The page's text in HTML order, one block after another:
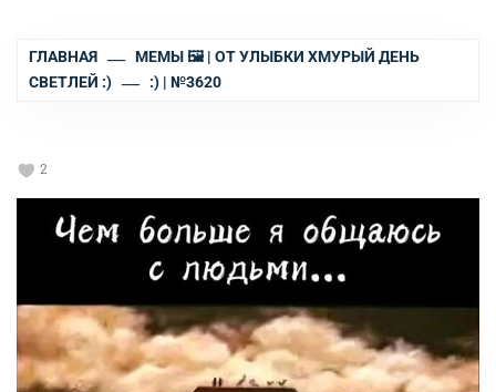
ГЛАВНАЯ
МЕМЫ 🖼 | ОТ УЛЫБКИ ХМУРЫЙ ДЕНЬ
СВЕТЛЕЙ :)
:) | №3620
2